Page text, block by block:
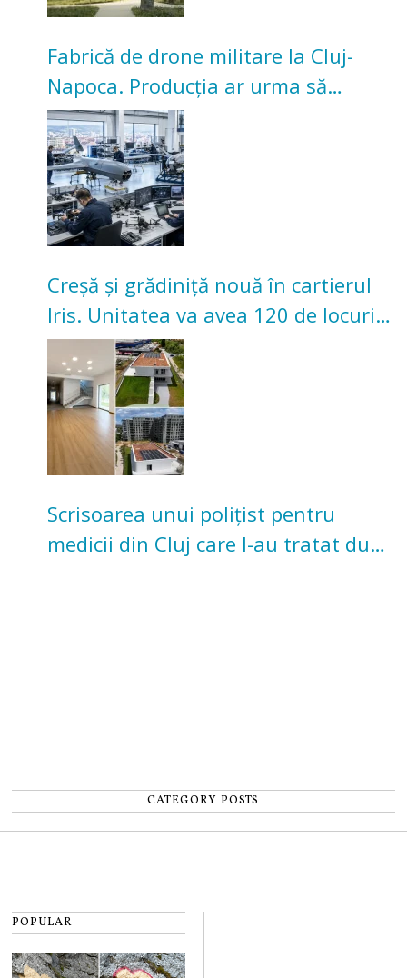
Fabrică de drone militare la Cluj-
Napoca. Producția ar urma să
înceapă în toamna acestui an
Creșă și grădiniță nouă în cartierul
Iris. Unitatea va avea 120 de locuri
pentru copii
Scrisoarea unui polițist pentru
medicii din Cluj care l-au tratat după
CATEGORY POSTS
POPULAR